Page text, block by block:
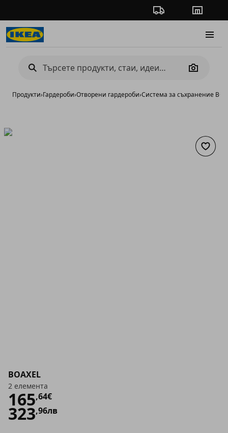
Проследяване на
Camera
Продукти›Гардероби›Отворени гардероби›Система за съхранение
BOAXEL
2 елемента
165,64€
Цена
323,96лв